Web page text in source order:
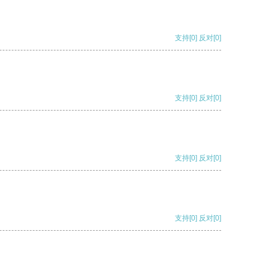
支持[0] 反对[0]
支持[0] 反对[0]
支持[0] 反对[0]
支持[0] 反对[0]